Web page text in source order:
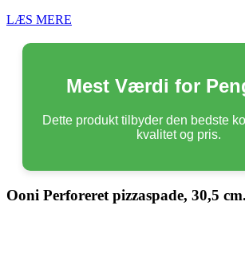
LÆS MERE
Mest Værdi for
Dette produkt tilbyder den bedste
kvalitet og pris.
Ooni Perforeret pizzaspade, 30,5 cm.